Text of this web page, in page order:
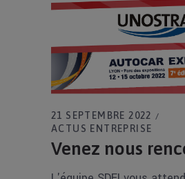
21 SEPTEMBRE 2022
ACTUS ENTREPRISE
Venez nous